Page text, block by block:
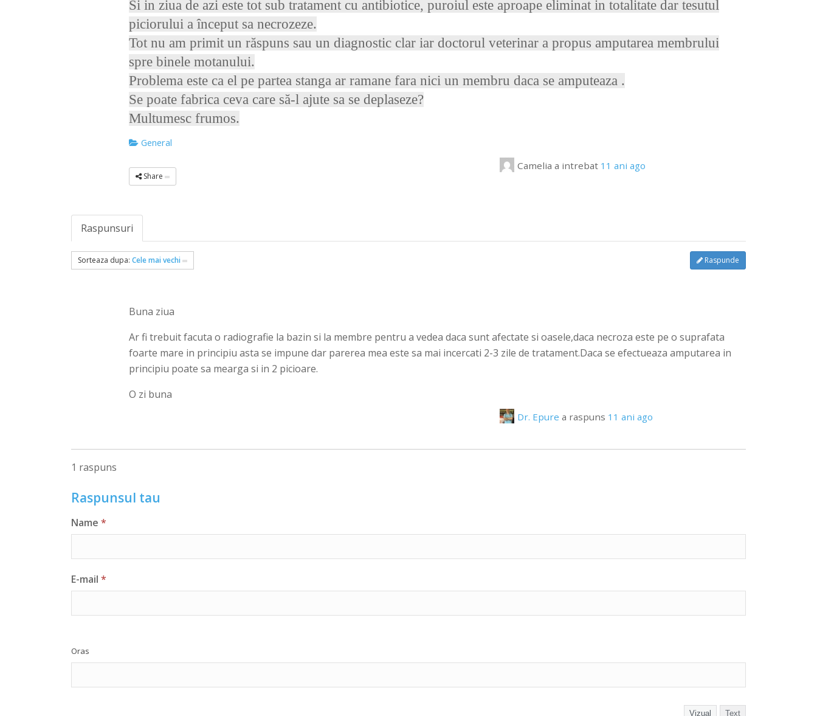
Si in ziua de azi este tot sub tratament cu antibiotice, puroiul este aproape eliminat in totalitate dar tesutul
piciorului a început sa necrozeze.
Tot nu am primit un răspuns sau un diagnostic clar iar doctorul veterinar a propus amputarea membrului
spre binele motanului.
Problema este ca el pe partea stanga ar ramane fara nici un membru daca se amputeaza .
Se poate fabrica ceva care să-l ajute sa se deplaseze?
Multumesc frumos.
General
Share
Camelia a intrebat 11 ani ago
Raspunsuri
Sorteaza dupa:Cele mai vechi Raspunde
Buna ziua
Ar fi trebuit facuta o radiografie la bazin si la membre pentru a vedea daca sunt afectate si oasele,daca necroza este pe o suprafata
foarte mare in principiu asta se impune dar parerea mea este sa mai incercati 2-3 zile de tratament.Daca se efectueaza amputarea in
principiu poate sa mearga si in 2 picioare.
O zi buna
Dr. Epure a raspuns 11 ani ago
1 raspuns
Raspunsul tau
Name *
E-mail *
Oras
Vizual Text